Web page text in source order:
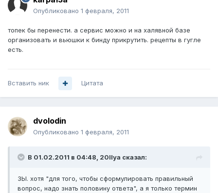
Опубликовано 1 февраля, 2011
топек бы перенести. а сервис можно и на халявной базе
организовать и вьюшки к бинду прикрутить. рецепты в гугле
есть.
Вставить ник Цитата
dvolodin
Опубликовано 1 февраля, 2011
В 01.02.2011 в 04:48, 20Ilya сказал:
ЗЫ. хотя "для того, чтобы сформулировать правильный
вопрос, надо знать половину ответа", а я только термин